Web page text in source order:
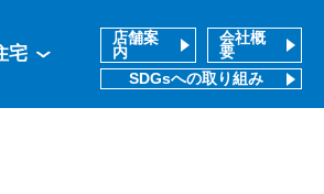
宅
店舗案
内
会社概
要
SDGsへの取り組み